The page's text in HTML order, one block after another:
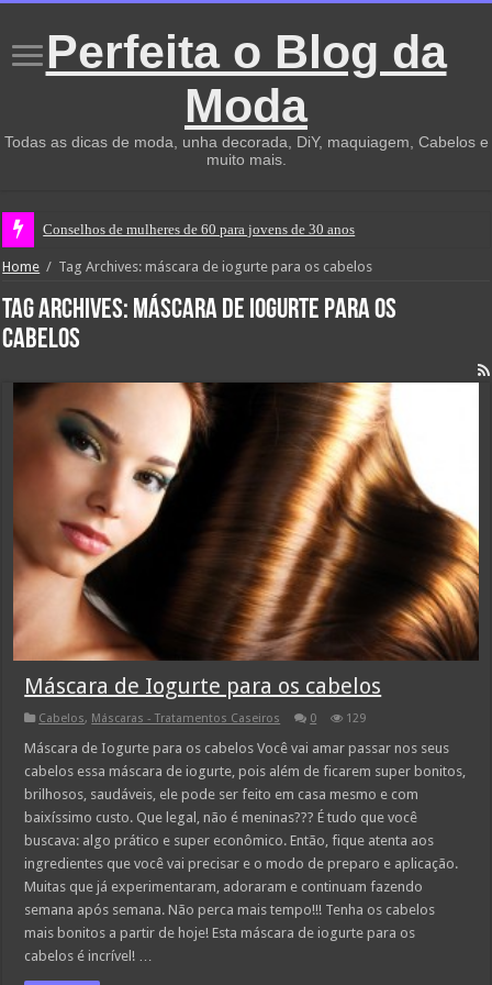
Perfeita o Blog da
Moda
Todas as dicas de moda, unha decorada, DiY, maquiagem, Cabelos e
muito mais.
Conselhos de mulheres de 60 para jovens de 30 anos
Home / Tag Archives: máscara de iogurte para os cabelos
Tag Archives: máscara de iogurte para os
cabelos
Máscara de Iogurte para os cabelos
Cabelos, Máscaras - Tratamentos Caseiros 0 129
Máscara de Iogurte para os cabelos Você vai amar passar nos seus
cabelos essa máscara de iogurte, pois além de ficarem super bonitos,
brilhosos, saudáveis, ele pode ser feito em casa mesmo e com
baixíssimo custo. Que legal, não é meninas??? É tudo que você
buscava: algo prático e super econômico. Então, fique atenta aos
ingredientes que você vai precisar e o modo de preparo e aplicação.
Muitas que já experimentaram, adoraram e continuam fazendo
semana após semana. Não perca mais tempo!!! Tenha os cabelos
mais bonitos a partir de hoje! Esta máscara de iogurte para os
cabelos é incrível! …